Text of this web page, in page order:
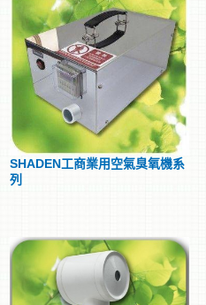
SHADEN工商業用空氣臭氧機系
列